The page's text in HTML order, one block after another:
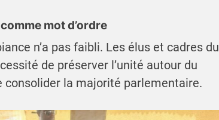
mot d’ordre
n’a pas faibli. Les élus et cadres du
de préserver l’unité autour du
consolider la majorité parlementaire.